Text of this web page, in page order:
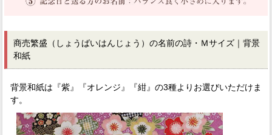
商売繁盛（しょうばいはんじょう）の名前の詩・Ｍサイズ｜背景
和紙
背景和紙は『紫』『オレンジ』『紺』の3種よりお選びいただけま
す。